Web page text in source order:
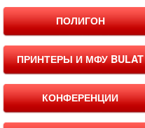
ПОЛИГОН
ПРИНТЕРЫ И МФУ BULAT
КОНФЕРЕНЦИИ